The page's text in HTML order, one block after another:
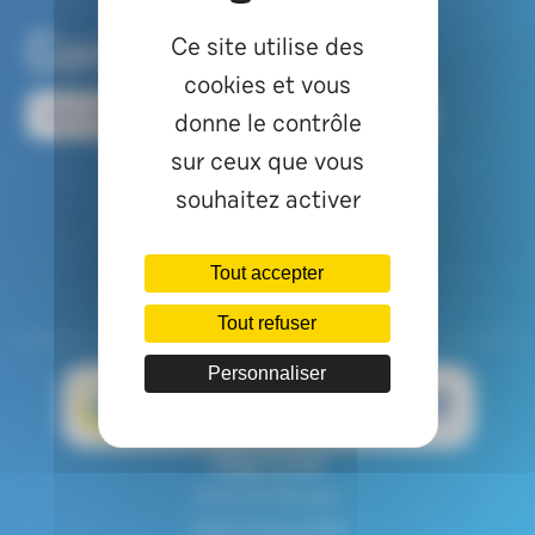
Contactez-nous
Nos réponses aux questions fréquentes
03 84 20 70 12
Envoyer un message
Siège social
Ce site utilise des
cookies et vous
donne le contrôle
sur ceux que vous
souhaitez activer
Tout accepter
Tout refuser
Personnaliser